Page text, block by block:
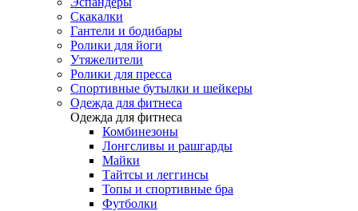
Скакалки
Гантели и бодибары
Ролики для йоги
Утяжелители
Ролики для пресса
Спортивные бутылки и шейкеры
Одежда для фитнеса
Одежда для фитнеса
Комбинезоны
Лонгсливы и рашгарды
Майки
Тайтсы и леггинсы
Топы и спортивные бра
Футболки